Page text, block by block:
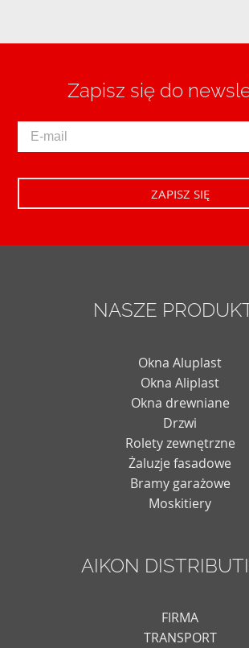
Zapisz się do
NASZE
Okna Aluplast
Okna Aliplast
Okna drewniane
Drzwi
Rolety zewnętrzne
Żaluzje fasadowe
Bramy garażowe
Moskitiery
AIKON
FIRMA
TRANSPORT